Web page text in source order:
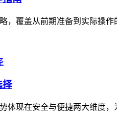
，覆盖从前期准备到实际操
择
体现在安全与便捷两大维度